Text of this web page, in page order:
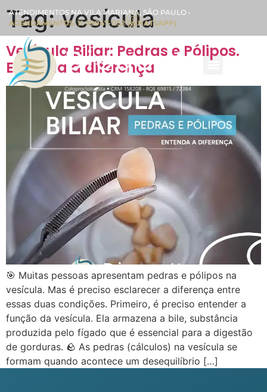
ATENDIMENTOS NA VILA MARIANA, SÃO PAULO •
AGENDAMENTOS: 11 99947-1152 (WHATSAPP)
Tag:vesícula
Vesícula Biliar: Pedras e Pólipos.
Entenda a diferença
🎯 Muitas pessoas apresentam pedras e pólipos na
vesícula. Mas é preciso esclarecer a diferença entre
essas duas condições. Primeiro, é preciso entender a
função da vesícula. Ela armazena a bile, substância
produzida pelo fígado que é essencial para a digestão
de gorduras. 🪨 As pedras (cálculos) na vesícula se
formam quando acontece um desequilíbrio […]